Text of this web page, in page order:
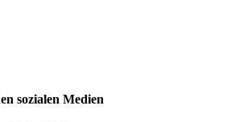
sozialen Medien